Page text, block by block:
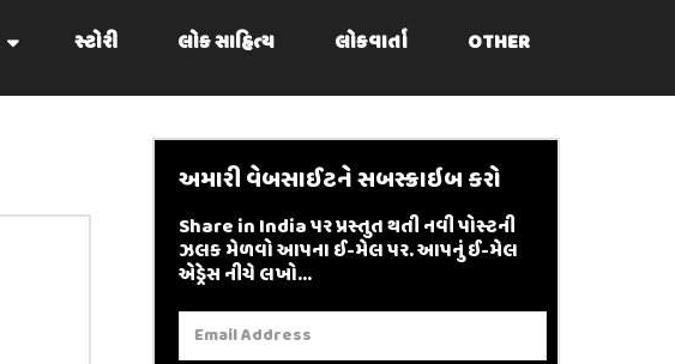
સ્ટોરી લોક સાહિત્ય લોકવાર્તા OTHER
અમારી વેબસાઈટને સબસ્ક્રાઇબ કરો
Share in India પર પ્રસ્તુત થતી નવી પોસ્ટની
ઝલક મેળવો આપના ઈ-મેલ પર. આપનું ઈ-મેલ
એડ્રેસ નીચે લખો...
Email
Address